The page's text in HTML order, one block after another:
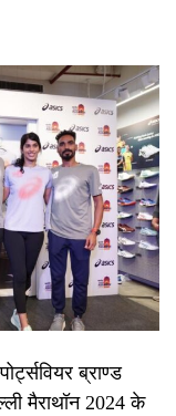
ब्राण्ड
मैराथॉन 2024 के